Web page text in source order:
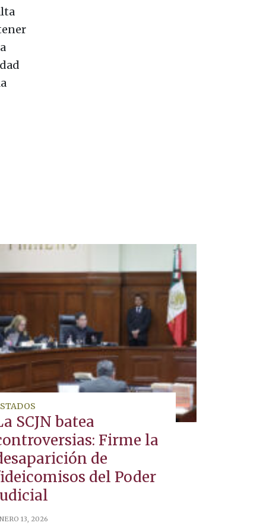
SCJN batea
Firme la
de
del Poder
13, 2026